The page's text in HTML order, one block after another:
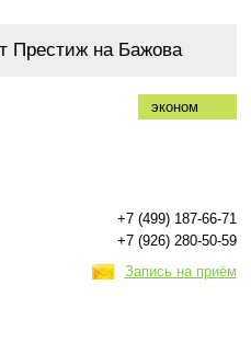
Престиж на Бажова
эконом
+7 (499) 187-66-71
+7 (926) 280-50-59
Запись на приём